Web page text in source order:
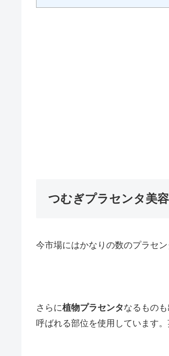
つむぎプラセンタ美
今市場にはかなりの数のプラセ
さらに植物プラセンタなるもの
呼ばれる部位を使用しています